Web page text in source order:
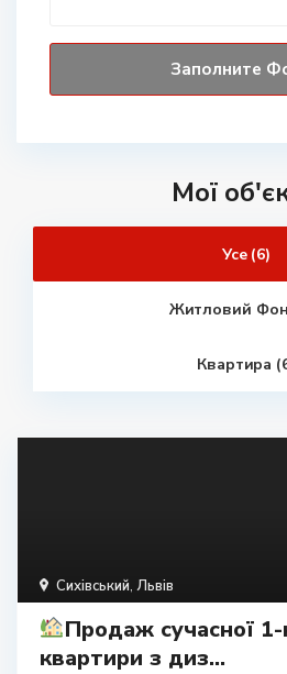
Мої
Усе (6)
Житловий
Квартира
Сихівський, Львів
Продаж сучасної 1-
квартири з диз...